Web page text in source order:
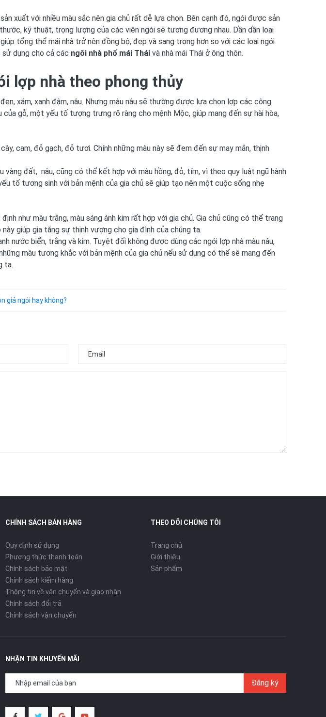
xuất với nhiều màu sắc nên gia chủ rất dễ lựa chọn. Bên cạnh đó, ngói được sản
kỹ thuật, trọng lượng của các viên ngói sẽ tương đương nhau. Dần dần loại
tổng thể mái nhà trở nên đồng bộ, đẹp và sang trọng hơn so với các loại ngói
dụng cho cả các ngôi nhà phố mái Thái và nhà mái Thái ở ông thôn.
lợp nhà theo phong thủy
xám, xanh đậm, nâu. Nhưng màu nâu sẽ thường được lựa chọn lợp các công
của gỗ, một yếu tố tượng trưng rõ ràng cho mệnh Mộc, giúp mang đến sự hài hòa,
cam, đỏ gạch, đỏ tươi. Chính những màu này sẽ đem đến sự may mắn, thịnh
vàng đất, nâu, cũng có thể kết hợp với màu hồng, đỏ, tím, vì theo quy luật ngũ hành
tố tương sinh với bản mệnh của gia chủ sẽ giúp tạo nên một cuộc sống nhẹ
như màu trắng, màu sáng ánh kim rất hợp với gia chủ. Gia chủ cũng có thể trang
giúp gia tăng sự thịnh vượng cho gia đình của chúng ta.
nước biển, trắng và kim. Tuyệt đối không được dùng các ngói lợp nhà màu nâu,
màu tương khắc với bản mệnh của gia chủ nếu sử dụng có thể sẽ mang đến
ta.
giả ngói hay không?
CHÍNH SÁCH BÁN HÀNG
Quy định sử dụng
Phương thức thanh toán
Chính sách bảo mật
Chính sách kiểm hàng
Thông tin về vận chuyển và giao nhận
Chính sách đổi trả
Chính sách vận chuyển
THEO DÕI CHÚNG TÔI
Trang chủ
Giới thiệu
Sản phẩm
NHẬN TIN KHUYẾN MÃI
Đăng ký